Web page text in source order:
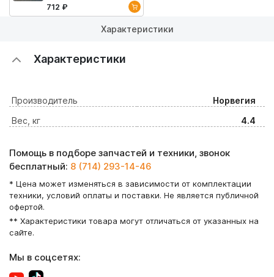
712 ₽
Характеристики
Характеристики
Производитель
Норвегия
Вес, кг
4.4
Помощь в подборе запчастей и техники, звонок
бесплатный: 8 (714) 293-14-46
* Цена может изменяться в зависимости от комплектации
техники, условий оплаты и поставки. Не является публичной
офертой.
** Характеристики товара могут отличаться от указанных на
сайте.
Мы в соцсетях: